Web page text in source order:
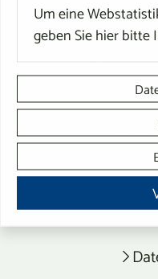
Um eine
geben Sie hier bitte